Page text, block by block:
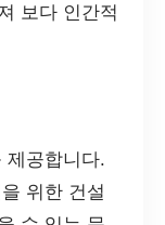
보다 인간적
제공합니다.
위한 건설